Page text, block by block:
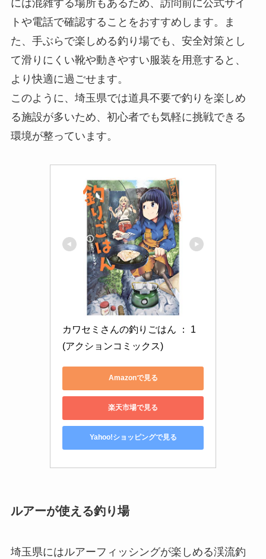
には混雑する場所もあるため、訪問前に公式サイ
トや電話で確認することをおすすめします。ま
た、手ぶらで楽しめる釣り場でも、安全対策とし
て滑りにくい靴や動きやすい服装を用意すると、
より快適に過ごせます。
このように、埼玉県では道具不要で釣りを楽しめ
る施設が多いため、初心者でも気軽に挑戦できる
環境が整っています。
カワセミさんの釣りごはん ： 1
(アクションコミックス)
Amazonで見る
楽天市場で見る
Yahoo!ショッピングで見る
ルアーが使える釣り場
埼玉県にはルアーフィッシングが楽しめる渓流釣